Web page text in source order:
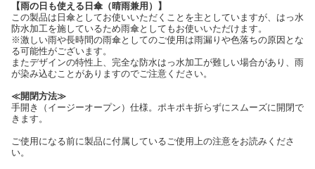
【雨の日も使える日傘（晴雨兼用）】
この製品は日傘としてお使いいただくことを主としていますが、はっ水
防水加工を施しているため雨傘としてもお使いいただけます。
※激しい雨や長時間の雨傘としてのご使用は雨漏りや色落ちの原因とな
る可能性がございます。
またデザインの特性上、完全な防水はっ水加工が難しい場合があり、雨
が染み込むことがありますのでご注意ください。
≪開閉方法≫
手開き（イージーオープン）仕様。ポキポキ折らずにスムーズに開閉で
きます。
ご使用になる前に製品に付属しているご使用上の注意をお読みくださ
い。